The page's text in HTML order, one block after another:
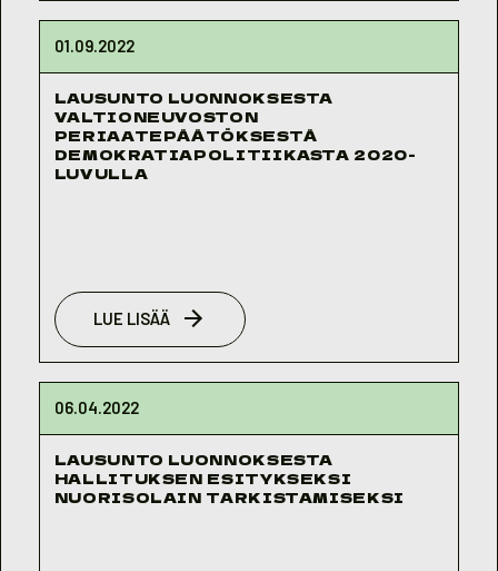
01.09.2022
LAUSUNTO LUONNOKSESTA
VALTIONEUVOSTON
PERIAATEPÄÄTÖKSESTÄ
DEMOKRATIAPOLITIIKASTA 2020-
LUVULLA
LUE LISÄÄ
06.04.2022
LAUSUNTO LUONNOKSESTA
HALLITUKSEN ESITYKSEKSI
NUORISOLAIN TARKISTAMISEKSI